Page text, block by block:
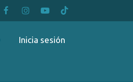
Inicia sesión